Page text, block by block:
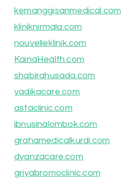
kemanggisanmedical.com
kliniknirmala.com
nouvelleklinik.com
KainaHealth.com
shabirahusada.com
yadikacare.com
astaclinic.com
ibnusinalombok.com
grahamedicalkurdi.com
dyanzacare.com
griyabromoclinic.com